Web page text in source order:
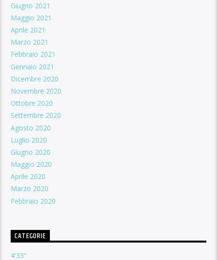
Giugno 2021
Maggio 2021
Aprile 2021
Marzo 2021
Febbraio 2021
Gennaio 2021
Dicembre 2020
Novembre 2020
Ottobre 2020
Settembre 2020
Agosto 2020
Luglio 2020
Giugno 2020
Maggio 2020
Aprile 2020
Marzo 2020
Febbraio 2020
CATEGORIE
4'33''